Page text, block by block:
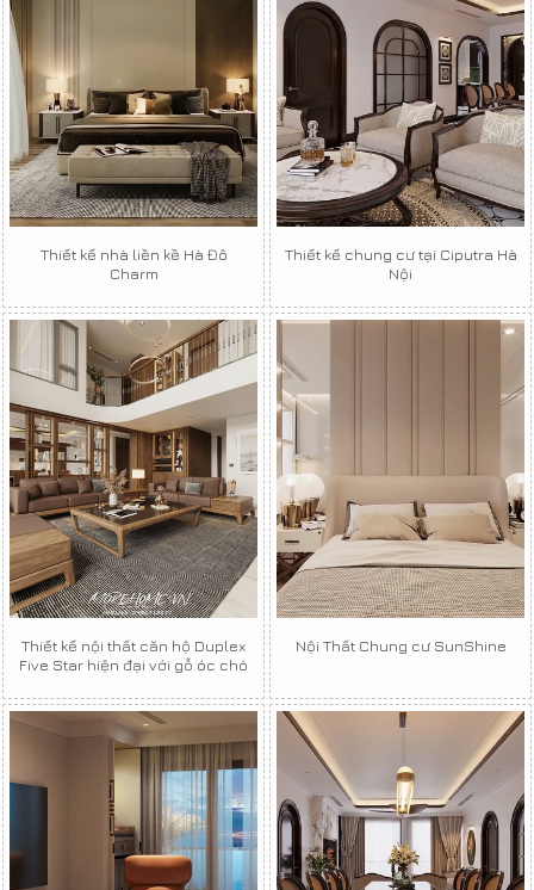
Thiết kế nhà liền kề Hà Đô
Charm
Thiết kế chung cư tại Ciputra Hà
Nội
Thiết kế nội thất căn hộ Duplex
Five Star hiện đại với gỗ óc chó
Nội Thất Chung cư SunShine